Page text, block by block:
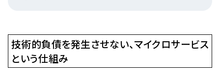
技術的負債を発生させない、マイクロサービス
という仕組み